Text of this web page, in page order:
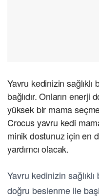
Yavru kedinizin
bağlıdır. Onların enerji
yüksek bir mama
Crocus yavru kedi
minik dostunuz için en
yardımcı olacak.
Yavru kedinizin
doğru beslenme ile